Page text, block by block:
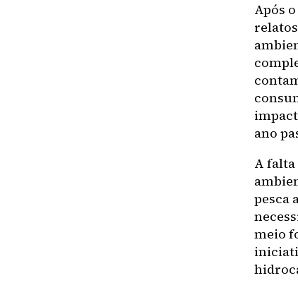
Após
ano
A falta
pesca
meio